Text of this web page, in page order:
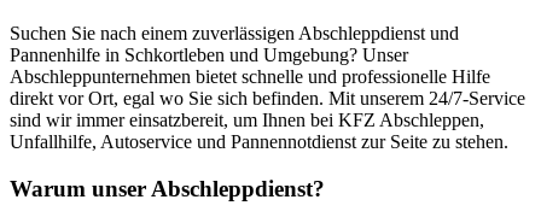
Suchen Sie nach einem zuverlässigen Abschleppdienst und
Pannenhilfe in Schkortleben und Umgebung? Unser
Abschleppunternehmen bietet schnelle und professionelle Hilfe
direkt vor Ort, egal wo Sie sich befinden. Mit unserem 24/7-Service
sind wir immer einsatzbereit, um Ihnen bei KFZ Abschleppen,
Unfallhilfe, Autoservice und Pannennotdienst zur Seite zu stehen.
Warum unser Abschleppdienst?